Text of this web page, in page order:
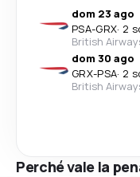
dom 23 ago
PSA-GRX· 2
British
dom 30 ago
GRX-PSA· 2
British
Perché vale la